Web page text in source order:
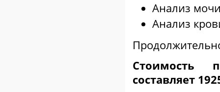
Анализ
Анализ
Стоимость
составляет